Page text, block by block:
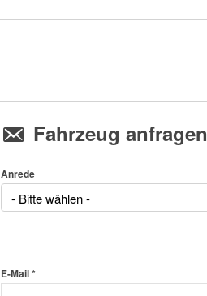
Fahrzeug anfragen
Anrede
- Bitte wählen -
E-Mail *